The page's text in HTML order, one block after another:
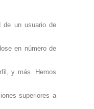
de un usuario de
en número de
y más. Hemos
superiores a